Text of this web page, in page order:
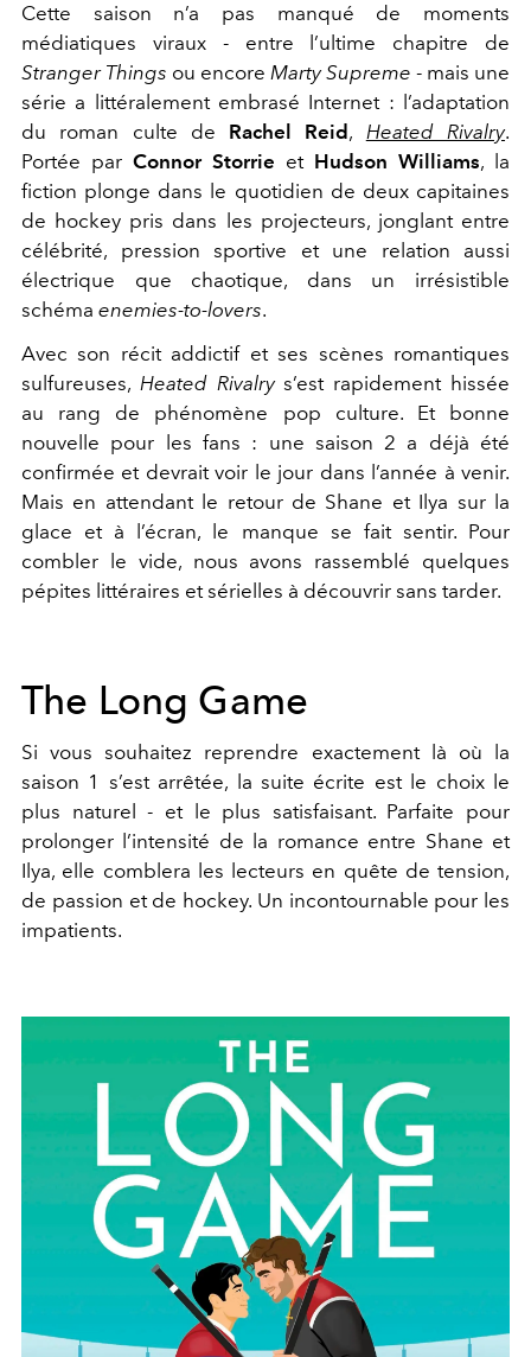
Cette saison n’a pas manqué de moments
médiatiques viraux - entre l’ultime chapitre de
Stranger Things ou encore Marty Supreme - mais une
série a littéralement embrasé Internet : l’adaptation
du roman culte de Rachel Reid , Heated Rivalry.
Portée par Connor Storrie et Hudson Williams, la
fiction plonge dans le quotidien de deux capitaines
de hockey pris dans les projecteurs, jonglant entre
célébrité, pression sportive et une relation aussi
électrique que chaotique, dans un irrésistible
schéma enemies-to-lovers.
Avec son récit addictif et ses scènes romantiques
sulfureuses, Heated Rivalrys’est rapidement hissée
au rang de phénomène pop culture. Et bonne
nouvelle pour les fans : une saison 2 a déjà été
confirmée et devrait voir le jour dans l’année à venir.
Mais en attendant le retour de Shane et Ilya sur la
glace et à l’écran, le manque se fait sentir. Pour
combler le vide, nous avons rassemblé quelques
pépites littéraires et sérielles à découvrir sans tarder.
The Long Game
Si vous souhaitez reprendre exactement là où la
saison 1 s’est arrêtée, la suite écrite est le choix le
plus naturel - et le plus satisfaisant. Parfaite pour
prolonger l’intensité de la romance entre Shane et
Ilya, elle comblera les lecteurs en quête de tension,
de passion et de hockey. Un incontournable pour les
impatients.